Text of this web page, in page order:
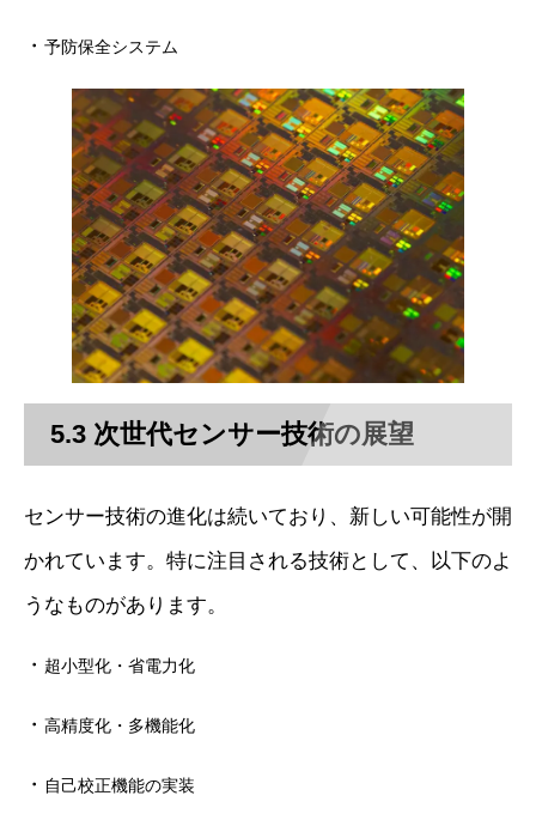
・ 予防保全システム
5.3 次世代センサー技術の展望
センサー技術の進化は続いており、新しい可能性が開
かれています。特に注目される技術として、以下のよ
うなものがあります。
・ 超小型化・省電力化
・ 高精度化・多機能化
・ 自己校正機能の実装